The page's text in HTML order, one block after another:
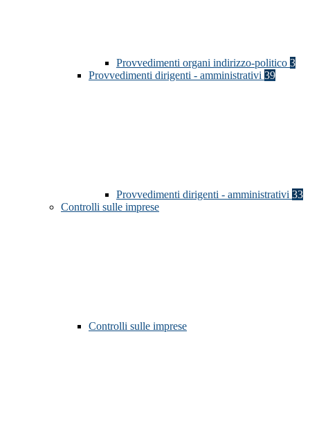
Provvedimenti organi indirizzo-politico 3
Provvedimenti dirigenti - amministrativi 39
Provvedimenti dirigenti - amministrativi 33
Controlli sulle imprese
Controlli sulle imprese